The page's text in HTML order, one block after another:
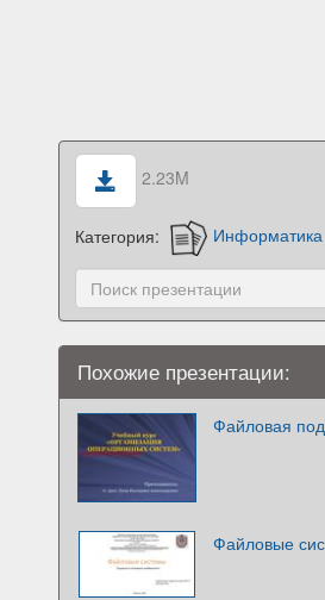
2.23M
Категория: Информатика
Похожие презентации:
Файловая
Файловые